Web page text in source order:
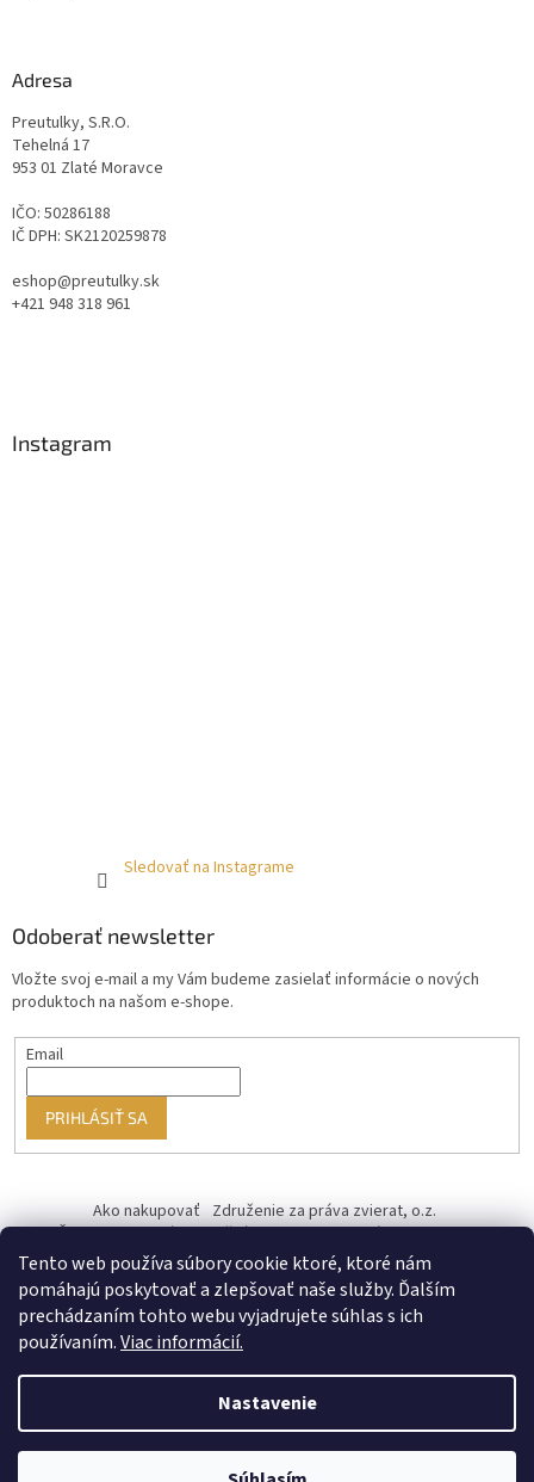
Tento web používa súbory cookie ktoré, ktoré nám
pomáhajú poskytovať a zlepšovať naše služby. Ďalším
prechádzaním tohto webu vyjadrujete súhlas s ich
používaním.Viac informácií.
Nastavenie
Adresa
Preutulky, S.R.O.
Tehelná 17
953 01 Zlaté Moravce
IČO: 50286188
IČ DPH: SK2120259878
eshop@preutulky.sk
+421 948 318 961
Instagram
Sledovať na Instagrame
Odoberať newsletter
Vložte svoj e-mail a my Vám budeme zasielať informácie o nových
produktoch na našom e-shope.
Email
PRIHLÁSIŤ SA
Ako nakupovať Združenie za práva zvierat, o.z.
Československý kastračný program Informácie o cookies
od ♥ vybudoval Filip Minár
Vytvoril Shoptet Premium